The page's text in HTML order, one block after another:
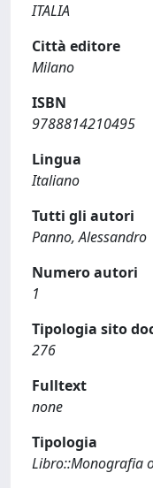
ITALIA
Città editore
Milano
ISBN
9788814210495
Lingua
Italiano
Tutti gli autori
Panno, Alessandro
Numero autori
1
Tipologia sito
276
Fulltext
none
Tipologia
Libro::Monografia